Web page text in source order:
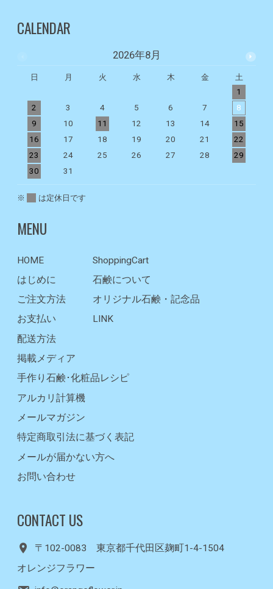
CALENDAR
2026年8月
日 月 火 水 木 金
土
1
2
3 4 5 6 7
8
9
10 11 12 13 14
15
16
17 18 19 20 21
22
23
24 25 26 27 28
29
30
31
※ は定休日です
MENU
HOME
はじめに
ご注文方法
お支払い
ShoppingCart
石鹸について
オリジナル石鹸・記念品
LINK
配送方法
掲載メディア
手作り石鹸･化粧品レシピ
アルカリ計算機
メールマガジン
特定商取引法に基づく表記
メールが届かない方へ
お問い合わせ
CONTACT US
〒102-0083 東京都千代田区麹町1-4-1504
オレンジフラワー